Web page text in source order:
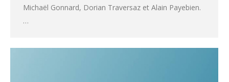
Michaël Gonnard, Dorian Traversaz et Alain Payebien.
…